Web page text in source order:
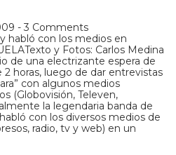
- 3 Comments
habló con los medios en
y Fotos: Carlos Medina
de una electrizante espera de
2 horas, luego de dar entrevistas
con algunos medios
(Globovisión, Televen,
la legendaria banda de
con los diversos medios de
radio, tv y web) en un